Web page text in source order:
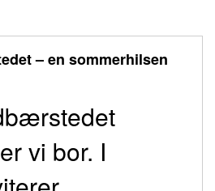
– en sommerhilsen
vi bor. I